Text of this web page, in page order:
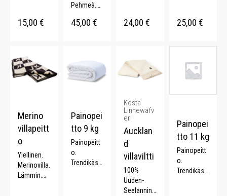
15,00 €
Pehmeä.
Ylellinen.
45,00 € 24,00 € 25,00 €
Merino
villapeitt
o
Ylellinen.
Merinovilla.
Lämmin.
Painopei
tto 9 kg
Painopeitt
o.
Trendikäs.
Kosta
Linnewafv
eri
Aucklan
d
villaviltti
100%
Uuden-
Seelannin
Painopei
tto 11 kg
Painopeitt
o.
Trendikäs.